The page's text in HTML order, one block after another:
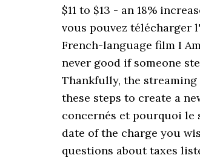
$11 to $13 - an 18%
vous pouvez télécharger
French-language film I
never good if someone
Thankfully, the
these steps to create a
concernés et pourquoi le
date of the charge you
questions about taxes